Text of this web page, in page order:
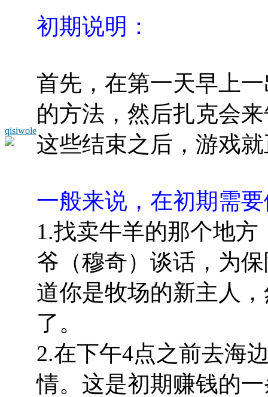
qisiwole
初期说明：
首先，在第一天早上
的方法，然后扎克会
这些结束之后，游戏
一般来说，在初期需
1.找卖牛羊的那个地
爷（穆奇）谈话，为
道你是牧场的新主人
了。
2.在下午4点之前去海
情。这是初期赚钱的